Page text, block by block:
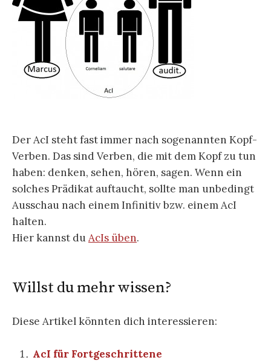
Der AcI steht fast immer nach sogenannten Kopf-
Verben. Das sind Verben, die mit dem Kopf zu tun
haben: denken, sehen, hören, sagen. Wenn ein
solches Prädikat auftaucht, sollte man unbedingt
Ausschau nach einem Infinitiv bzw. einem AcI
halten.
Hier kannst duAcIs üben.
Willst du mehr wissen?
Diese Artikel könnten dich interessieren:
AcI für Fortgeschrittene